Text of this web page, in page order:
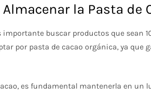
la Pasta de
importante buscar productos que sean
por pasta de cacao orgánica, ya que
es fundamental mantenerla en un